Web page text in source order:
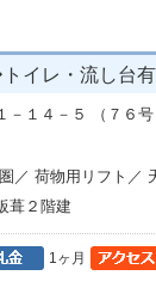
イレ・流し台
－１４－５ （７６号
／ 荷物用リフト
葺２階建
1ヶ月